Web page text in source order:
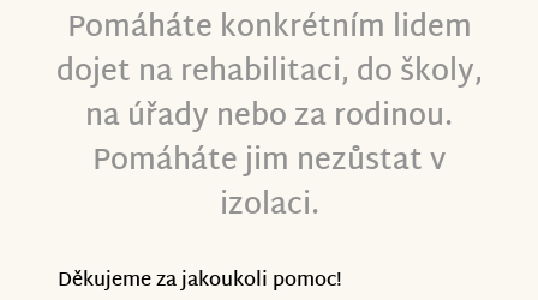
Pomáháte konkrétním lidem
dojet na rehabilitaci, do školy,
na úřady nebo za rodinou.
Pomáháte jim nezůstat v
izolaci.
Děkujeme za jakoukoli pomoc!